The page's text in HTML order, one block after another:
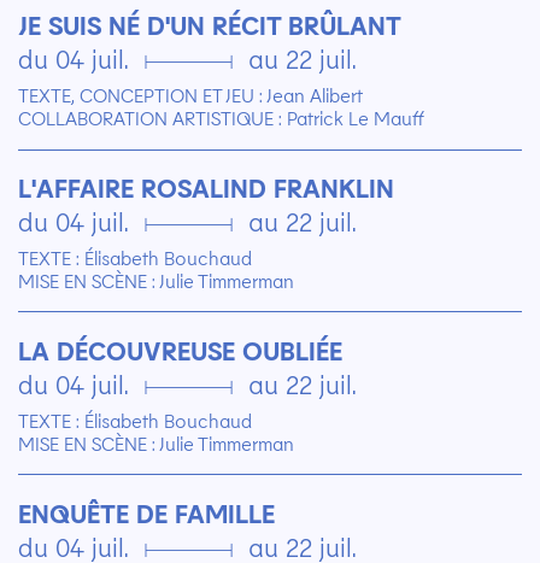
JE SUIS NÉ D'UN RÉCIT BRÛLANT
du 04 juil. ▄ au 22 juil.
TEXTE, CONCEPTION ET JEU : Jean Alibert
COLLABORATION ARTISTIQUE : Patrick Le Mauff
L'AFFAIRE ROSALIND FRANKLIN
du 04 juil. ▄ au 22 juil.
TEXTE : Élisabeth Bouchaud
MISE EN SCÈNE : Julie Timmerman
LA DÉCOUVREUSE OUBLIÉE
du 04 juil. ▄ au 22 juil.
TEXTE : Élisabeth Bouchaud
MISE EN SCÈNE : Julie Timmerman
ENQUÊTE DE FAMILLE
du 04 juil. ▄ au 22 juil.